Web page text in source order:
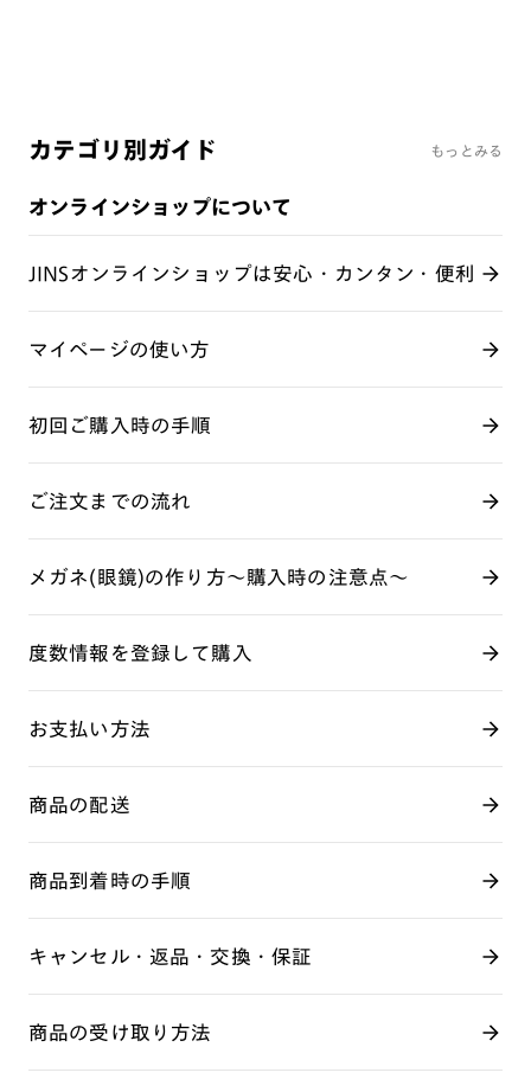
カテゴリ別ガイド もっとみる
オンラインショップについて
JINSオンラインショップは安心・カンタン・便利
マイページの使い方
初回ご購入時の手順
ご注文までの流れ
メガネ(眼鏡)の作り方～購入時の注意点～
度数情報を登録して購入
お支払い方法
商品の配送
商品到着時の手順
キャンセル・返品・交換・保証
商品の受け取り方法